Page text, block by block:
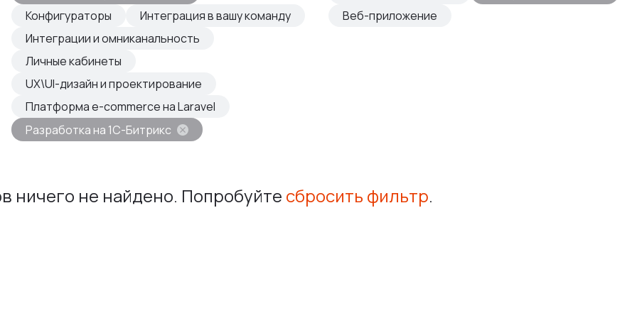
Конфигураторы
Интеграция в вашу команду
Интеграции и омниканальность
Личные кабинеты
UX\UI-дизайн и проектирование
Платформа e-commerce на Laravel
Разработка на 1С-Битрикс
Веб-приложение
ничего не найдено. Попробуйте сбросить фильтр.